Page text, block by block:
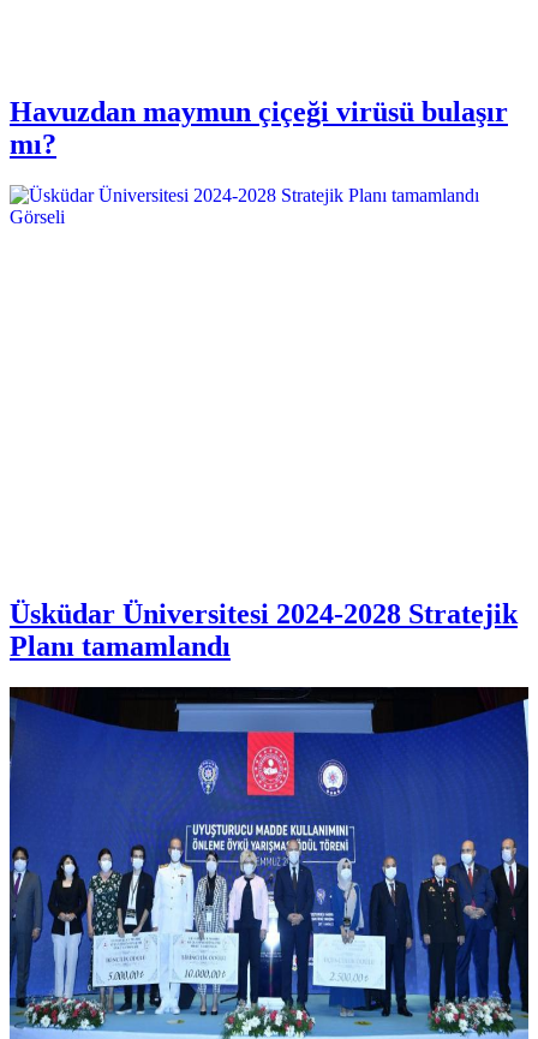
Havuzdan maymun çiçeği virüsü bulaşır
mı?
Üsküdar Üniversitesi 2024-2028 Stratejik
Planı tamamlandı